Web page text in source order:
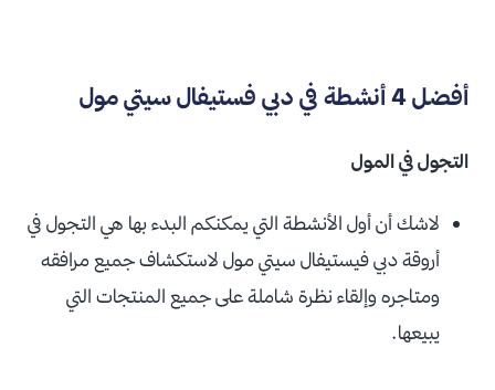
أفضل 4 أنشطة في دبي فستيفال سيتي مول
التجول في المول
لاشك أن أول الأنشطة التي يمكنكم البدء بها هي التجول في
أروقة دبي فيستيفال سيتي مول لاستكشاف جميع مرافقه
ومتاجره وإلقاء نظرة شاملة على جميع المنتجات التي
يبيعها.